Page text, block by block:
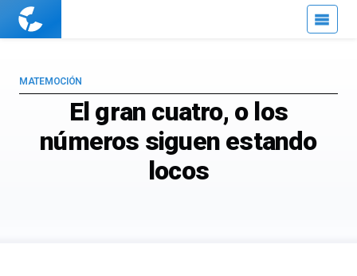
Cuaderno
El gran cuatro, o los
números siguen estando
locos
MATEMOCIÓN